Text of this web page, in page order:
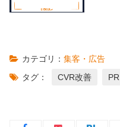
カテゴリ： 集客・広告
タグ：
CVR改善 PR